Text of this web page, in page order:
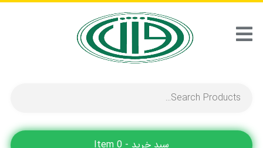
سبد خرید - 0 Item
لنست
Showing all 2 results